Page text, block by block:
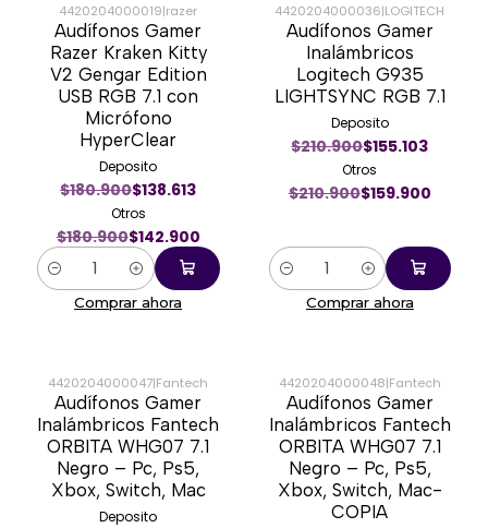
-21%
4420204000019|razer
Audífonos Gamer
Razer Kraken Kitty
V2 Gengar Edition
USB RGB 7.1 con
Micrófono
HyperClear
Deposito
$180.900$138.613
Otros
$180.900$142.900
Cantidad
Comprar ahora
-24%
4420204000036|LOGITECH
Audífonos Gamer
Inalámbricos
Logitech G935
LIGHTSYNC RGB 7.1
Deposito
$210.900$155.103
Otros
$210.900$159.900
Cantidad
Comprar ahora
-23%
4420204000047|Fantech
Audífonos Gamer
Inalámbricos Fantech
ORBITA WHG07 7.1
Negro – Pc, Ps5,
Xbox, Switch, Mac
Deposito
-23%
4420204000048|Fantech
Audífonos Gamer
Inalámbricos Fantech
ORBITA WHG07 7.1
Negro – Pc, Ps5,
Xbox, Switch, Mac-
COPIA